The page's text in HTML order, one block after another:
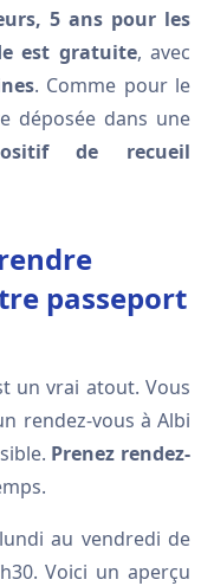
5 ans pour les
est gratuite, avec
. Comme pour le
déposée dans une
de recueil
passeport
un vrai atout. Vous
rendez-vous à Albi
Prenez rendez-
au vendredi de
Voici un aperçu